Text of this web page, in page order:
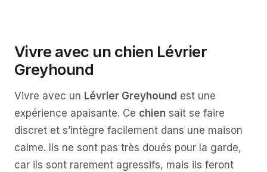
Vivre avec un chien Lévrier
Greyhound
Vivre avec un Lévrier Greyhound est une
expérience apaisante. Ce chien sait se faire
discret et s’intègre facilement dans une maison
calme. Ils ne sont pas très doués pour la garde,
car ils sont rarement agressifs, mais ils feront